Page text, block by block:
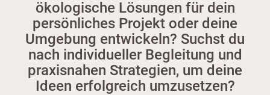
ökologische Lösungen für dein
persönliches Projekt oder deine
Umgebung entwickeln? Suchst du
nach individueller Begleitung und
praxisnahen Strategien, um deine
Ideen erfolgreich umzusetzen?